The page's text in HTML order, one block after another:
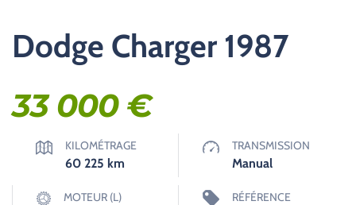
Dodge Charger 1987
33 000€
KILOMÉTRAGE
60 225 km
TRANSMISSION
Manual
MOTEUR (L) RÉFÉRENCE